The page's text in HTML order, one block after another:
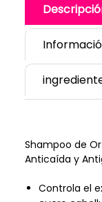
Shampoo de
Anticaída y
Controla el